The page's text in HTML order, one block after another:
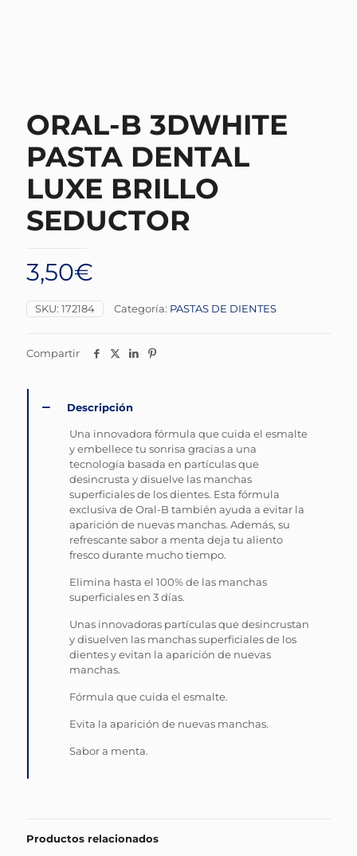
ORAL-B 3DWHITE
PASTA DENTAL
LUXE BRILLO
SEDUCTOR
3,50€
SKU: 172184 Categoría: PASTAS DE DIENTES
Compartir
Descripción
Una innovadora fórmula que cuida el esmalte
y embellece tu sonrisa gracias a una
tecnología basada en partículas que
desincrusta y disuelve las manchas
superficiales de los dientes. Esta fórmula
exclusiva de Oral-B también ayuda a evitar la
aparición de nuevas manchas. Además, su
refrescante sabor a menta deja tu aliento
fresco durante mucho tiempo.
Elimina hasta el 100% de las manchas
superficiales en 3 días.
Unas innovadoras partículas que desincrustan
y disuelven las manchas superficiales de los
dientes y evitan la aparición de nuevas
manchas.
Fórmula que cuida el esmalte.
Evita la aparición de nuevas manchas.
Sabor a menta.
Productos relacionados